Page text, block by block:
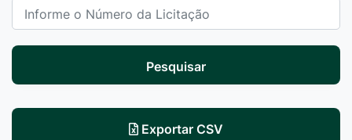
Pesquisar
Exportar CSV